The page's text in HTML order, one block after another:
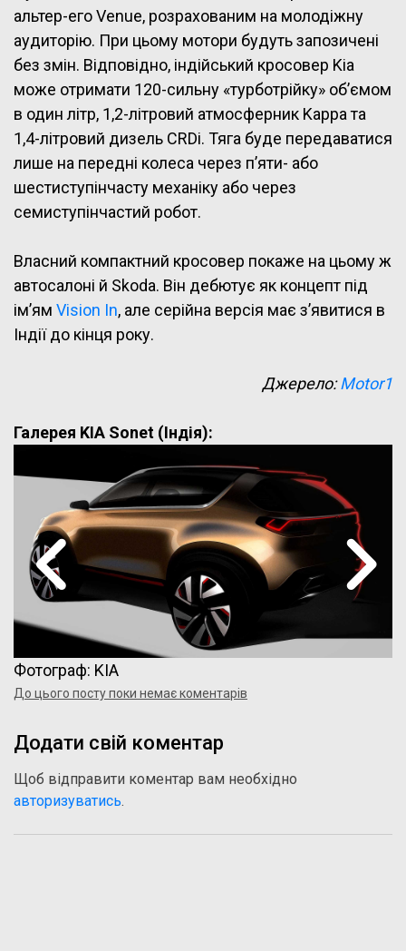
альтер-его Venue, розрахованим на молодіжну
аудиторію. При цьому мотори будуть запозичені
без змін. Відповідно, індійський кросовер Kia
може отримати 120-сильну «турботрійку» об’ємом
в один літр, 1,2-літровий атмосферник Kappa та
1,4-літровий дизель CRDi. Тяга буде передаватися
лише на передні колеса через п’яти- або
шестиступінчасту механіку або через
семиступінчастий робот.
Власний компактний кросовер покаже на цьому ж
автосалоні й Skoda. Він дебютує як концепт під
ім’ям Vision In, але серійна версія має з’явитися в
Індії до кінця року.
Джерело:Motor1
Галерея KIA Sonet (Індія):
Фотограф: KIA
До цього посту поки немає коментарів
Додати свій коментар
Щоб відправити коментар вам необхідно
авторизуватись.